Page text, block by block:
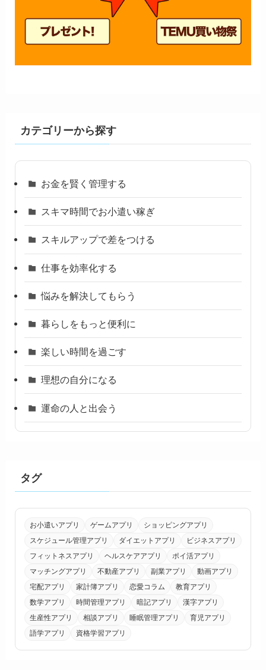
カテゴリーから探す
お金を賢く管理する
スキマ時間でお小遣い稼ぎ
スキルアップで差をつける
仕事を効率化する
悩みを解決してもらう
暮らしをもっと便利に
楽しい時間を過ごす
理想の自分になる
運命の人と出会う
タグ
お小遣いアプリ ゲームアプリ
ショッピングアプリ
スケジュール管理アプリ
ダイエットアプリ
ビジネスアプリ
フィットネスアプリ
ヘルスケアアプリ
ポイ活アプリ
マッチングアプリ
不動産アプリ 副業アプリ
動画アプリ
宅配アプリ
家計簿アプリ 恋愛コラム
教育アプリ
数学アプリ
時間管理アプリ 暗記アプリ
漢字アプリ
生産性アプリ
相談アプリ 睡眠管理アプリ
育児アプリ
語学アプリ
資格学習アプリ